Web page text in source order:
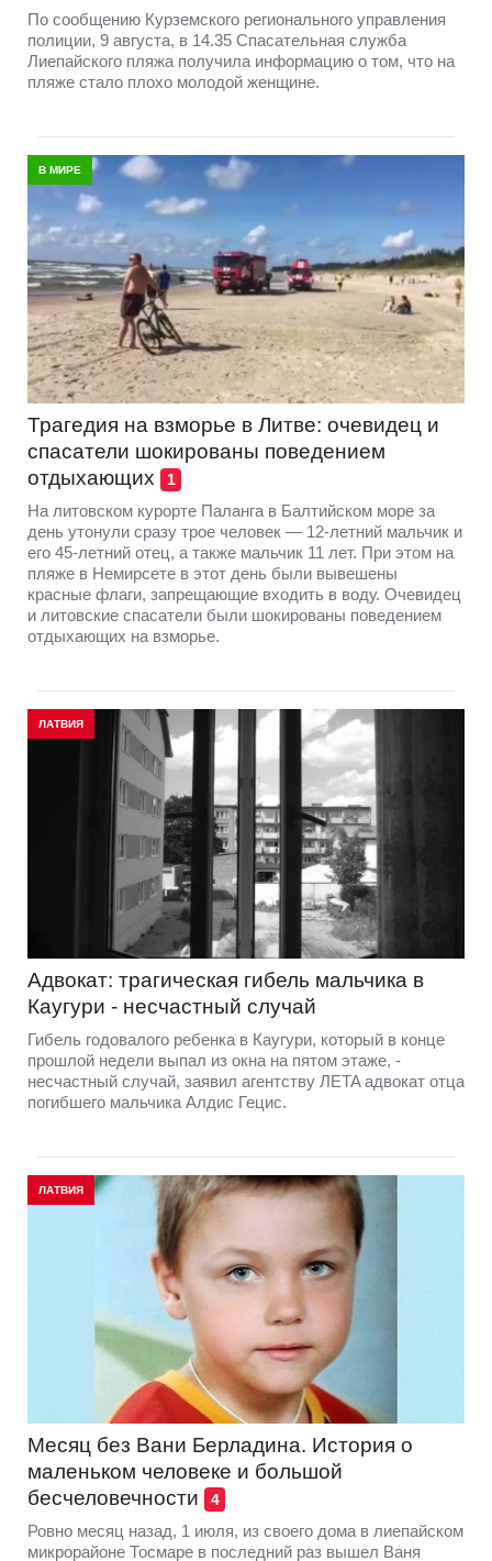
По сообщению Курземского регионального управления
полиции, 9 августа, в 14.35 Спасательная служба
Лиепайского пляжа получила информацию о том, что на
пляже стало плохо молодой женщине.
В МИРЕ
Трагедия на взморье в Литве: очевидец и
спасатели шокированы поведением
отдыхающих
1
На литовском курорте Паланга в Балтийском море за
день утонули сразу трое человек — 12-летний мальчик и
его 45-летний отец, а также мальчик 11 лет. При этом на
пляже в Немирсете в этот день были вывешены
красные флаги, запрещающие входить в воду. Очевидец
и литовские спасатели были шокированы поведением
отдыхающих на взморье.
ЛАТВИЯ
Адвокат: трагическая гибель мальчика в
Каугури - несчастный случай
Гибель годовалого ребенка в Каугури, который в конце
прошлой недели выпал из окна на пятом этаже, -
несчастный случай, заявил агентству ЛETA адвокат отца
погибшего мальчика Алдис Гецис.
ЛАТВИЯ
Месяц без Вани Берладина. История о
маленьком человеке и большой
бесчеловечности
4
Ровно месяц назад, 1 июля, из своего дома в лиепайском
микрорайоне Тосмаре в последний раз вышел Ваня